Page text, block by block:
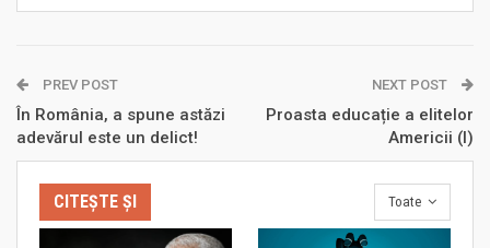
PREV POST
În România, a spune astăzi
adevărul este un delict!
NEXT POST
Proasta educație a elitelor
Americii (I)
Toate
CITEȘTE ȘI